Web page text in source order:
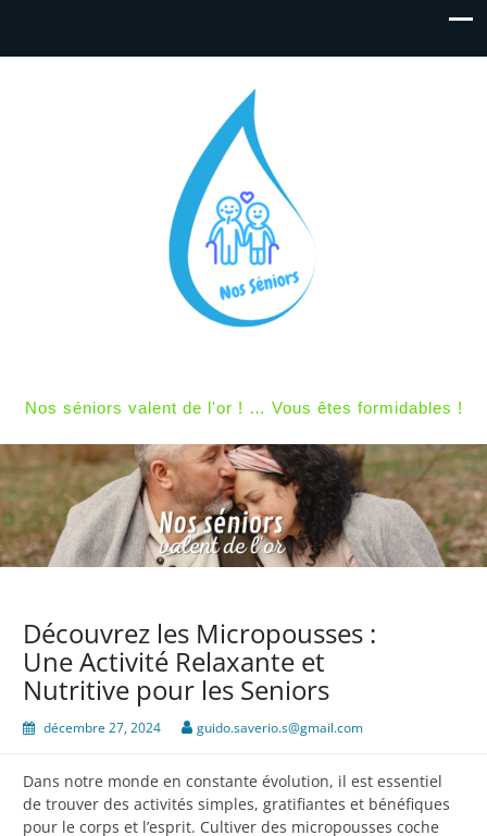
Nos séniors valent de l'or ! … Vous êtes formidables !
Découvrez les Micropousses :
Une Activité Relaxante et
Nutritive pour les Seniors
décembre 27, 2024 guido.saverio.s@gmail.com
Dans notre monde en constante évolution, il est essentiel
de trouver des activités simples, gratifiantes et bénéfiques
pour le corps et l’esprit. Cultiver des micropousses coche